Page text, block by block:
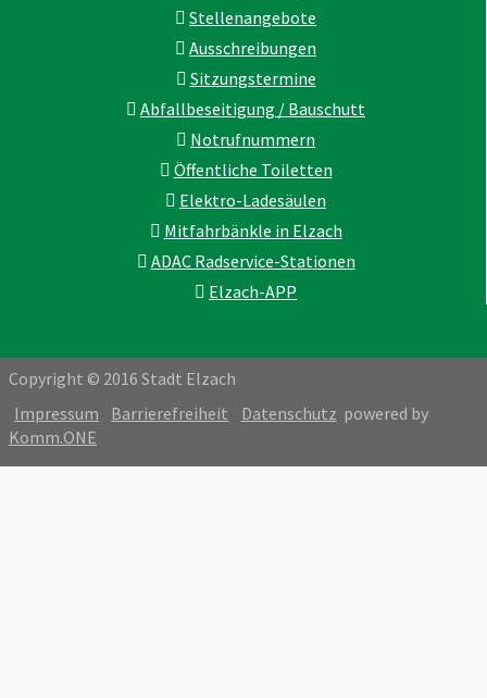
Stellenangebote
Ausschreibungen
Sitzungstermine
Abfallbeseitigung / Bauschutt
Notrufnummern
Öffentliche Toiletten
Elektro-Ladesäulen
Mitfahrbänkle in Elzach
ADAC Radservice-Stationen
Elzach-APP
Copyright © 2016 Stadt Elzach
Impressum
Barrierefreiheit Datenschutz powered by
Komm.ONE